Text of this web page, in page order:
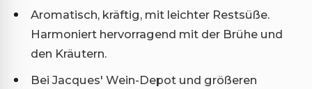
Aromatisch, kräftig, mit leichter Restsüße.
Harmoniert hervorragend mit der Brühe und
den Kräutern.
Bei Jacques' Wein-Depot und größeren